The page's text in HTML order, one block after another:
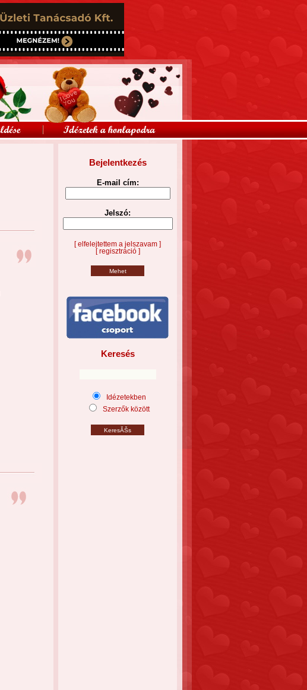
Bejelentkezés
E-mail cím:
Jelszó:
[ elfelejtettem a jelszavam ]
[ regisztráció ]
Keresés
Idézetekben
Szerzők között